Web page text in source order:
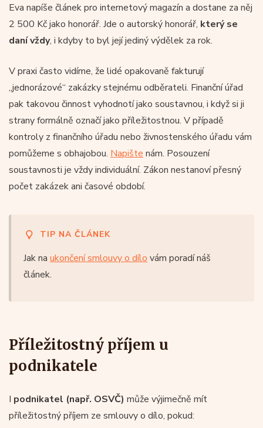
Eva napíše článek pro internetový magazín a dostane za něj
2 500 Kč jako honorář. Jde o autorský honorář, který se
daní vždy, i kdyby to byl její jediný výdělek za rok.
V praxi často vidíme, že lidé opakovaně fakturují
„jednorázové“ zakázky stejnému odběrateli. Finanční úřad
pak takovou činnost vyhodnotí jako soustavnou, i když si ji
strany formálně označí jako příležitostnou. V případě
kontroly z finančního úřadu nebo živnostenského úřadu vám
pomůžeme s obhajobou. Napište nám. Posouzení
soustavnosti je vždy individuální. Zákon nestanoví přesný
počet zakázek ani časové období.
TIP NA ČLÁNEK
Jak na ukončení smlouvy o dílo vám poradí náš
článek.
Příležitostný příjem u
podnikatele
I podnikatel (např. OSVČ) může výjimečně mít
příležitostný příjem ze smlouvy o dílo, pokud: